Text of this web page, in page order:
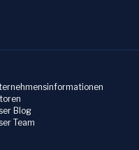
Blog
Team